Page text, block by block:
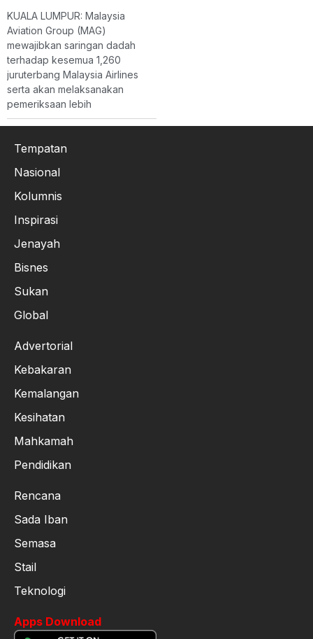
KUALA LUMPUR: Malaysia
Aviation Group (MAG)
mewajibkan saringan dadah
terhadap kesemua 1,260
juruterbang Malaysia Airlines
serta akan melaksanakan
pemeriksaan lebih
Tempatan
Nasional
Kolumnis
Inspirasi
Jenayah
Bisnes
Sukan
Global
Advertorial
Kebakaran
Kemalangan
Kesihatan
Mahkamah
Pendidikan
Rencana
Sada Iban
Semasa
Stail
Teknologi
Apps Download